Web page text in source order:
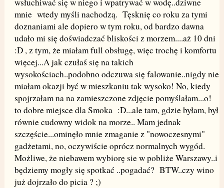
mnie wtedy myśli nachodzą. Tęsknię co roku za tymi
doznaniami ale dopiero w tym roku, od bardzo dawna
udało mi się doświadczać bliskości z morzem....aż 10 dni
:D , z tym, że miałam full obsługę, więc trochę i komfortu
więcej...A jak czułaś się na takich
wysokościach..podobno odczuwa się falowanie..nigdy nie
miałam okazji być w mieszkaniu tak wysoko! No, kiedy
spojrzałam na na zamieszczone zdjęcie pomyślałam...o!
to dobre miejsce dla Smoka :D...ale tam, gdzie byłam, był
równie cudowny widok na morze.. Mam jednak
szczęście...ominęło mnie zmaganie z "nowoczesnymi"
gadżetami, no, oczywiście oprócz normalnych wygód.
Możliwe, że niebawem wybiorę sie w pobliże Warszawy..i
będziemy mogły się spotkać ..pogadać? BTW..czy wino
już dojrzało do picia ?;)